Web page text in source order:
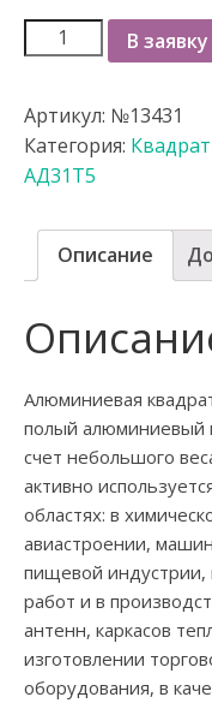
В заявку
Артикул: №13431
Категория:
АД31Т5
Описание
Алюминиевая
полый алюминиевый
счет небольшого
активно
областях: в
авиастроении,
пищевой
работ и в
антенн, каркасов
изготовлении
оборудования, в